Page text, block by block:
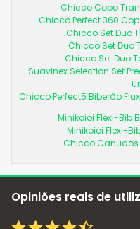
Chicco Copo
Chicco Perfect 360
Chicco Set Duo
Chicco Set Duo
Chicco Set Duo
Suavinex Selection Set
Chicco Perfect5 Biberão
Minikoioi Flexi-Bib
Minikoioi Flexi-
Chicco Canudos
Opiniões reais de